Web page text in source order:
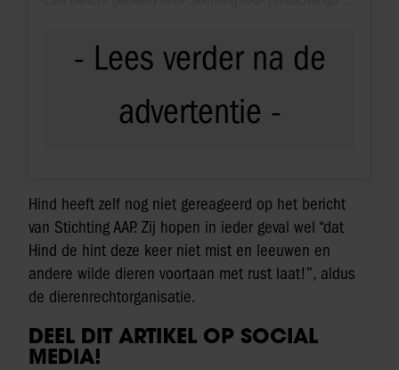
Hind heeft zelf nog niet gereageerd op het bericht
van Stichting AAP. Zij hopen in ieder geval wel “dat
Hind de hint deze keer niet mist en leeuwen en
andere wilde dieren voortaan met rust laat!”, aldus
de dierenrechtorganisatie.
DEEL DIT ARTIKEL OP SOCIAL
MEDIA!